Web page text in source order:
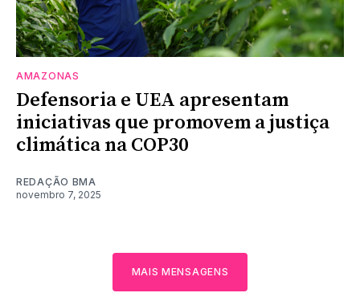
AMAZONAS
Defensoria e UEA apresentam
iniciativas que promovem a justiça
climática na COP30
REDAÇÃO BMA
novembro 7, 2025
MAIS MENSAGENS